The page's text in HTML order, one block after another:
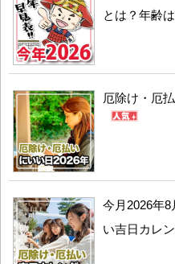
とは？年齢
厄除け・厄
今月2026年
い吉日カレ